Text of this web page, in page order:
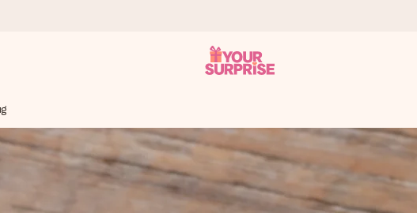
es blitzschnell – damit du es genau zum richtigen Zeitpunkt überreichen
mit 4,8 bei Google Reviews (Gesamtergebnis aller Länder, in die wir